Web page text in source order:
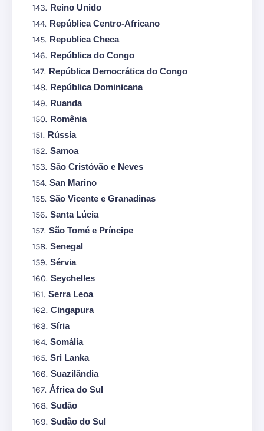
Reino Unido
República Centro-Africano
Republica Checa
República do Congo
República Democrática do Congo
República Dominicana
Ruanda
Romênia
Rússia
Samoa
São Cristóvão e Neves
San Marino
São Vicente e Granadinas
Santa Lúcia
São Tomé e Príncipe
Senegal
Sérvia
Seychelles
Serra Leoa
Cingapura
Síria
Somália
Sri Lanka
Suazilândia
África do Sul
Sudão
Sudão do Sul